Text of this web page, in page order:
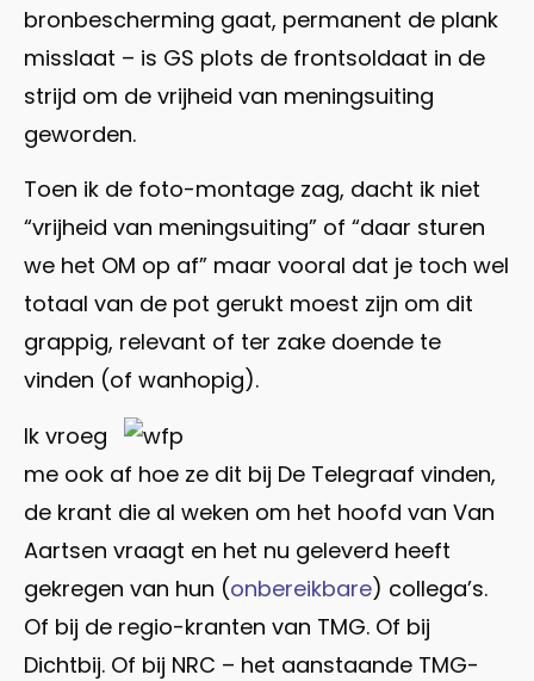
bronbescherming gaat, permanent de plank
misslaat – is GS plots de frontsoldaat in de
strijd om de vrijheid van meningsuiting
geworden.
Toen ik de foto-montage zag, dacht ik niet
“vrijheid van meningsuiting” of “daar sturen
we het OM op af” maar vooral dat je toch wel
totaal van de pot gerukt moest zijn om dit
grappig, relevant of ter zake doende te
vinden (of wanhopig).
Ik vroeg
me ook af hoe ze dit bij De Telegraaf vinden,
de krant die al weken om het hoofd van Van
Aartsen vraagt en het nu geleverd heeft
gekregen van hun (onbereikbare) collega’s.
Of bij de regio-kranten van TMG. Of bij
Dichtbij. Of bij NRC – het aanstaande TMG-